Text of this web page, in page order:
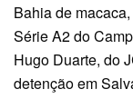
Bahia de
Série A2 do
Hugo Duarte, do
detenção em